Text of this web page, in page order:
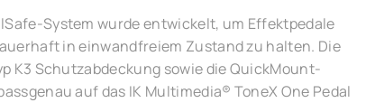
System wurde entwickelt, um Effektpedale
in einwandfreiem Zustand zu halten. Die
K3 Schutzabdeckung sowie die QuickMount-
auf das IK Multimedia® ToneX One Pedal